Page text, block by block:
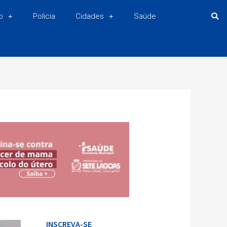
Policia Cidades Saúde
INSCREVA-SE